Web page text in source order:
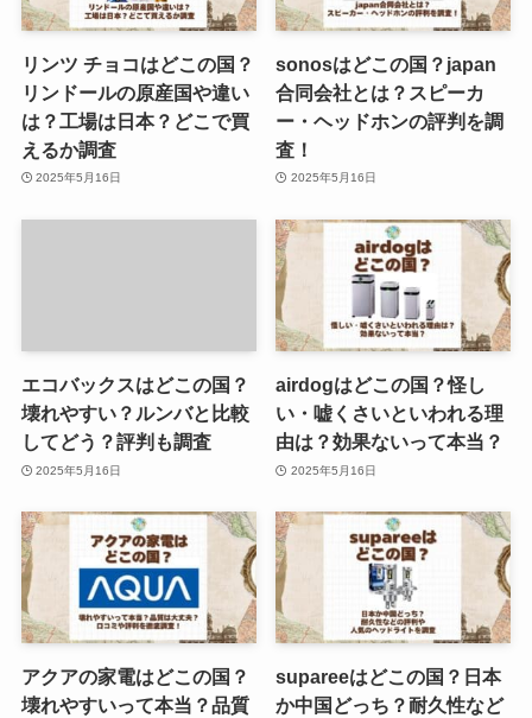
リンツ チョコはどこの国？
リンドールの原産国や違い
は？工場は日本？どこで買
えるか調査
2025年5月16日
sonosはどこの国？japan
合同会社とは？スピーカ
ー・ヘッドホンの評判を調
査！
2025年5月16日
エコバックスはどこの国？
壊れやすい？ルンバと比較
してどう？評判も調査
2025年5月16日
airdogはどこの国？怪し
い・嘘くさいといわれる理
由は？効果ないって本当？
2025年5月16日
アクアの家電はどこの国？
壊れやすいって本当？品質
supareeはどこの国？日本
か中国どっち？耐久性など